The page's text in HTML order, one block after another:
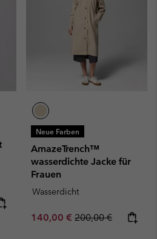
price:
price:
Neue Farben
AmazeTrench™
wasserdichte Jacke für
Frauen
Wasserdicht
Sale price:
140,00 € Regular price:
200,00 €